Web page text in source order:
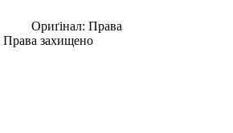
Ориґінал: Права
Права захищено